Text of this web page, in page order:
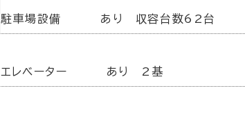
駐車場設備 あり 収容台数62台
エレベーター あり 2基